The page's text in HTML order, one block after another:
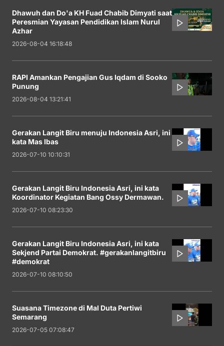
Dhawuh dan Do'a KH Fuad Chabib Dimyati saat
Peresmian Yayasan Pendidikan Islam Nurul
Azhar
2026-08-04 16:18:48
RAPI Amankan Pengajian Gus Iqdam di Sooko
Punung
2026-08-04 13:21:41
Gerakan Langit Biru menuju Indonesia Asri, ini
kata Mas Ibas
2026-07-10 10:10:31
Gerakan Langit Biru Indonesia Asri, ini kata
Koordinator Kegiatan Bang Ossy Dermawan.
2026-07-10 08:23:30
Gerakan Langit Biru Indonesia Asri, ini kata
Sekjend Partai Demokrat. #gerakanlangitbiru
#demokrat
2026-07-10 08:10:50
Suasana Timezone di Mal Duta Pertiwi
Semarang
2026-07-05 07:08:47